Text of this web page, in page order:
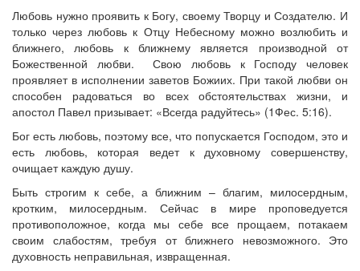
Любовь нужно проявить к Богу, своему Творцу и Создателю. И
только через любовь к Отцу Небесному можно возлюбить и
ближнего, любовь к ближнему является производной от
Божественной любви. Свою любовь к Господу человек
проявляет в исполнении заветов Божиих. При такой любви он
способен радоваться во всех обстоятельствах жизни, и
апостол Павел призывает: «Всегда радуйтесь» (1Фес. 5:16).
Бог есть любовь, поэтому все, что попускается Господом, это и
есть любовь, которая ведет к духовному совершенству,
очищает каждую душу.
Быть строгим к себе, а ближним – благим, милосердным,
кротким, милосердным. Сейчас в мире проповедуется
противоположное, когда мы себе все прощаем, потакаем
своим слабостям, требуя от ближнего невозможного. Это
духовность неправильная, извращенная.